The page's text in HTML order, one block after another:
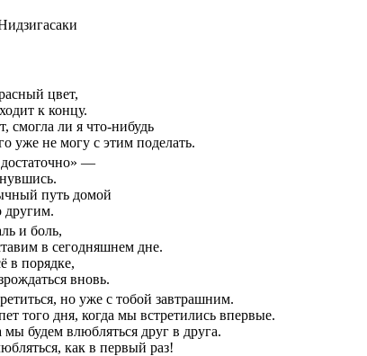
цвет,
к концу.
смогла ли я что-нибудь
уже не могу с этим поделать.
—
путь домой
другим.
и боль,
в сегодняшнем дне.
в порядке,
вновь.
но уже с тобой завтрашним.
того дня, когда мы встретились впервые.
мы будем влюбляться друг в друга.
как в первый раз!